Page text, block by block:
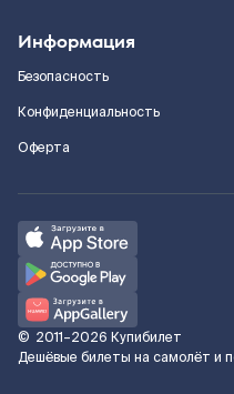
Информация
Безопасность
Конфиденциальность
Оферта
© 2011–2026 Купибилет
Дешёвые билеты на самолёт и